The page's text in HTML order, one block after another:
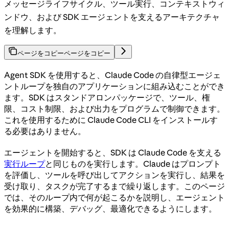
メッセージライフサイクル、ツール実行、コンテキストウィ
ンドウ、および SDK エージェントを支えるアーキテクチャ
を理解します。
ページをコピーページをコピー
Agent SDK を使用すると、Claude Code の自律型エージェ
ントループを独自のアプリケーションに組み込むことができ
ます。SDK はスタンドアロンパッケージで、ツール、権
限、コスト制限、および出力をプログラムで制御できます。
これを使用するために Claude Code CLI をインストールす
る必要はありません。
エージェントを開始すると、SDK は Claude Code を支える
実行ループと同じものを実行します。Claude はプロンプト
を評価し、ツールを呼び出してアクションを実行し、結果を
受け取り、タスクが完了するまで繰り返します。このページ
では、そのループ内で何が起こるかを説明し、エージェント
を効果的に構築、デバッグ、最適化できるようにします。